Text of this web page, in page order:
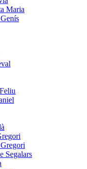
Maria
Segalars